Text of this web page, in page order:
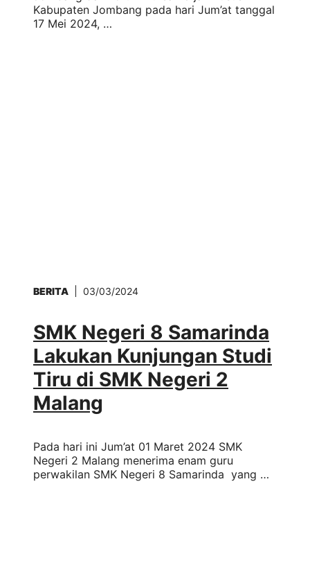
Kabupaten Jombang pada hari Jum’at tanggal
17 Mei 2024, …
BERITA 03/03/2024
SMK Negeri 8 Samarinda
Lakukan Kunjungan Studi
Tiru di SMK Negeri 2
Malang
Pada hari ini Jum’at 01 Maret 2024 SMK
Negeri 2 Malang menerima enam guru
perwakilan SMK Negeri 8 Samarinda yang …